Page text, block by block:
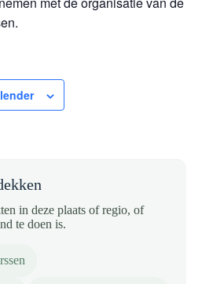
in deze plaats of regio, of
te doen is.